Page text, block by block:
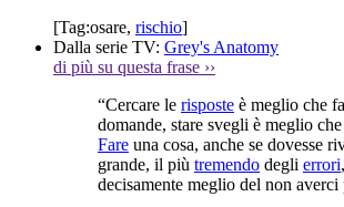
[Tag:osare, rischio]
Dalla serie TV: Grey's Anatomy
di più su questa frase ››
“Cercare le risposte è meglio che
domande, stare svegli è meglio che
Fare una cosa, anche se dovesse
grande, il più tremendo degli errori
decisamente meglio del non averci